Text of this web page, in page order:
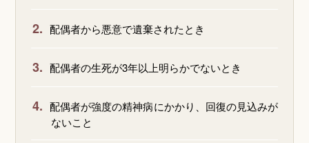
2. 配偶者から悪意で遺棄されたとき
3. 配偶者の生死が3年以上明らかでないとき
4. 配偶者が強度の精神病にかかり、回復の見込みが
ないこと